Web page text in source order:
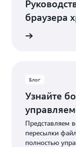
браузера
Блог
Узнайте
Представляем
пересылки
полностью